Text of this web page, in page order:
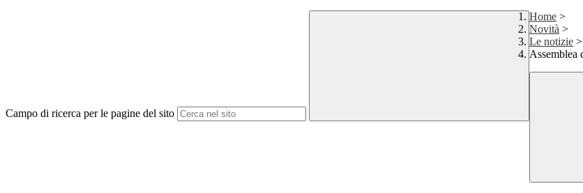
Campo di ricerca per le pagine del sito
Home >
Novità >
Le notizie >
Assemblea